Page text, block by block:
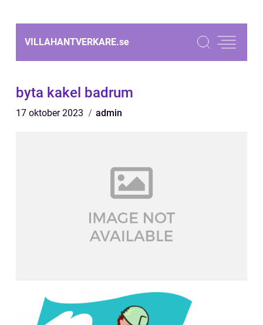
VILLAHANTVERKARE.se
byta kakel badrum
17 oktober 2023 admin